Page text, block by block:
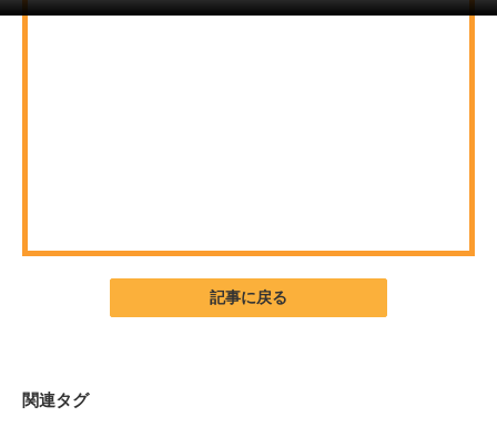
注目記事を集めた総合ページ
ビジネスと働き方のヒント
経営リーダーのコミュニティ
記事に戻る
関連タグ